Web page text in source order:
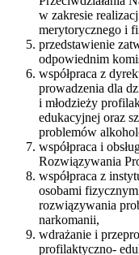
w zakresie
merytorycznego i
przedstawienie
odpowiednim
współpraca z
prowadzenia dla
i młodzieży
edukacyjnej oraz
problemów
współpraca i
Rozwiązywania
współpraca z
osobami
rozwiązywania
narkomanii,
wdrażanie i
profilaktyczno-